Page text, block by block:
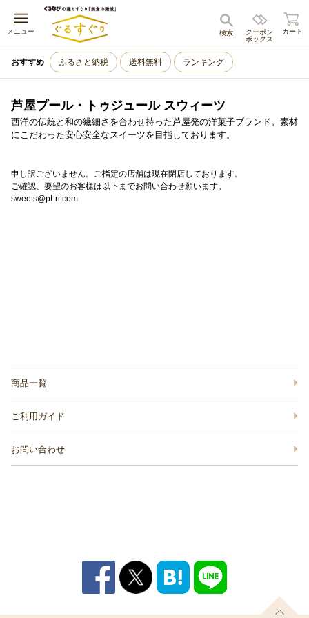
メニュー
キャンセル
クーポン
ボックス
検索 カート
おすすめ ふるさと納税 送料無料 ランキング
芦屋プール・トゥジュール スウィーツ
西洋の伝統と和の繊細さを合わせ持った芦屋発の洋菓子ブランド。素材
にこだわった安心安全なスイーツを目指しております。
申し訳ございません。ご指定の店舗は現在閉店しております。
ご確認、要望のお客様は以下までお問い合わせ願います。
sweets@pt-ri.com
商品一覧
ご利用ガイド
お問い合わせ